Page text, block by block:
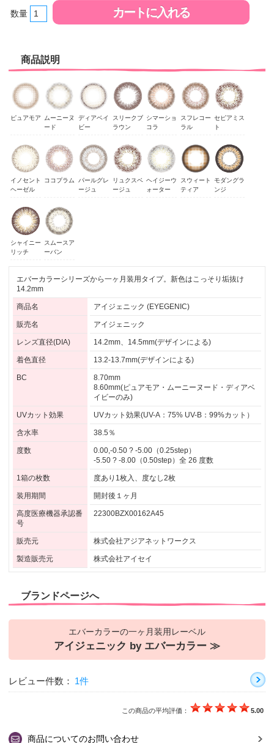
数量
商品説明
ピュアモア ムーニーヌ
ード
ディアベイ
ビー
スリークブ
ラウン
シマーショ
コラ
スフレコー
ラル
セピアミス
ト
イノセント
ヘーゼル
ココプラム パールグレ
ージュ
リュクスベ
ージュ
ヘイジーウ
ォーター
スウィート
ティア
モダングラ
ンジ
シャイニー
リッチ
スムースア
ーバン
エバーカラーシリーズから一ヶ月装用タイプ。新色はこっそり垢抜け
14.2mm
商品名 アイジェニック (EYEGENIC)
販売名 アイジェニック
レンズ直径(DIA) 14.2mm、14.5mm(デザインによる)
着色直径 13.2-13.7mm(デザインによる)
BC
8.70mm
8.60mm(ピュアモア・ムーニーヌード・ディアベ
イビーのみ)
UVカット効果 UVカット効果(UV-A：75% UV-B：99%カット）
含水率 38.5％
度数
0.00,-0.50 ? -5.00（0.25step）
-5.50 ? -8.00（0.50step）全 26 度数
1箱の枚数 度あり1枚入、度なし2枚
装用期間 開封後１ヶ月
高度医療機器承認番
号
22300BZX00162A45
販売元 株式会社アジアネットワークス
製造販売元 株式会社アイセイ
ブランドページへ
エバーカラーの一ヶ月装用レーベル
アイジェニック by エバーカラー ≫
レビュー件数： 1件
この商品の平均評価： 5.00
商品についてのお問い合わせ